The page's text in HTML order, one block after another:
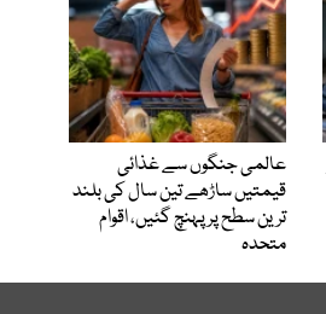
عالمی جنگوں سے غذائی
قیمتیں ساڑھے تین سال کی بلند
ترین سطح پر پہنچ گئیں، اقوام
متحدہ